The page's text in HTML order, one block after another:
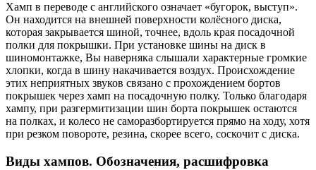
Хамп в переводе с английского означает «бугорок, выступ».
Он находится на внешней поверхности колёсного диска,
которая закрывается шиной, точнее, вдоль края посадочной
полки для покрышки. При установке шины на диск в
шиномонтажке, Вы наверняка слышали характерные громкие
хлопки, когда в шину накачивается воздух. Происхождение
этих неприятных звуков связано с прохождением бортов
покрышек через хамп на посадочную полку. Только благодаря
хампу, при разгермитизации шин борта покрышек остаются
на полках, и колесо не саморазбортируется прямо на ходу, хотя
при резком повороте, резина, скорее всего, соскочит с диска.
Виды хампов. Обозначения, расшифровка